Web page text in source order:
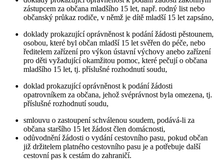
zástupcem za občana mladšího 15 let, např. rodný list nebo
občanský průkaz rodiče, v němž je dítě mladší 15 let zapsáno,
doklady prokazující oprávněnost k podání žádosti pěstounem,
osobou, které byl občan mladší 15 let svěřen do péče, nebo
ředitelem zařízení pro výkon ústavní výchovy anebo zařízení
pro děti vyžadující okamžitou pomoc, které pečují o občana
mladšího 15 let, tj. příslušné rozhodnutí soudu,
doklad prokazující oprávněnost k podání žádosti
opatrovníkem za občana, jehož svéprávnost byla omezena, tj.
příslušné rozhodnutí soudu,
smlouvu o zastoupení schválenou soudem, podává-li za
občana staršího 15 let žádost člen domácnosti,
odůvodnění žádosti o vydání cestovního pasu, pokud občan
již držitelem platného cestovního pasu je a potřebuje další
cestovní pas k cestám do zahraničí.